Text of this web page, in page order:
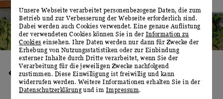
KONTAKT & ÖFFNUNGSZEITEN
Unsere Webseite verarbeitet personenbezogene Daten, die zum
Betrieb und zur Verbesserung der Webseite erforderlich sind.
Dabei werden auch Cookies verwendet. Eine genaue Auflistung
der verwendeten Cookies können Sie in der Information zu
Cookies einsehen. Ihre Daten werden nur dann für Zwecke der
Erhebung von Nutzungsstatistiken oder zur Einbindung
externer Inhalte durch Dritte verarbeitet, wenn Sie der
Verarbeitung für die jeweiligen Zwecke nachfolgend
zustimmen. Diese Einwilligung ist freiwillig und kann
widerrufen werden. Weitere Informationen erhalten Sie in der
Datenschutzerklärung und im Impressum.